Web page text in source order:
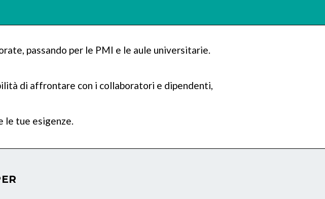
passando per le PMI e le aule universitarie.
di affrontare con i collaboratori e dipendenti,
le tue esigenze.